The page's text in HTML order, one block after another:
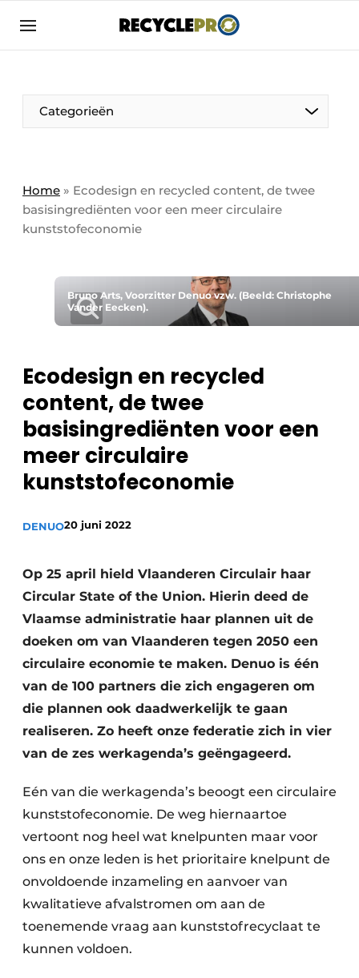
Aanmelden
Bedrijven
Bedrijven
Direct contact
Evenement aanmelden
Podcasts
Privacy / Cookie statement
recyclingstroom in België
Vacature aanmelden
Vacatures
Video’s
Categorieën
Column VOORUIT
De Pen
Recyclagebedrijf in de kijker
Safety First
Recyclinginstallaties
Detectieapparatuur
Stofbeheersing
Uitrustingsstukken
Shredders
Transportbanden
Zeven & Brekers
Bedrijfsafval
Bouw & Sloopafval
Elektronisch Afval
Glasrecyclage
Houtafval
Home » Ecodesign en recycled content, de twee
basisingrediënten voor een meer circulaire
kunststofeconomie
Bruno Arts, Voorzitter Denuo vzw. (Beeld: Christophe
Vander Eecken).
Ecodesign en recycled
content, de twee
basisingrediënten voor een
meer circulaire
kunststofeconomie
DENUO20 juni 2022
Op 25 april hield Vlaanderen Circulair haar
Circular State of the Union. Hierin deed de
Vlaamse administratie haar ­plannen uit de
doeken om van Vlaanderen tegen 2050 een
circulaire economie te maken. Denuo is één
van de 100 partners die zich engageren om
die plannen ook daadwerkelijk te gaan
realiseren. Zo heeft onze federatie zich in vier
van de zes ­werkagenda’s geëngageerd.
Eén van die werkagenda’s beoogt een circulaire
kunststofeconomie. De weg hiernaartoe
vertoont nog heel wat knelpunten maar voor
ons en onze leden is het prioritaire knelpunt de
onvoldoende inzameling en aan­voer van
kwalitatieve afval­stromen om aan de
toenemende vraag aan kunststof­recyclaat te
kunnen voldoen.